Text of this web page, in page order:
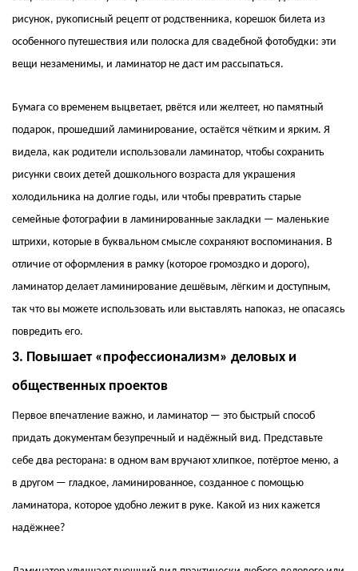
рисунок, рукописный рецепт от родственника, корешок билета из
особенного путешествия или полоска для свадебной фотобудки: эти
вещи незаменимы, и ламинатор не даст им рассыпаться.
Бумага со временем выцветает, рвётся или желтеет, но памятный
подарок, прошедший ламинирование, остаётся чётким и ярким. Я
видела, как родители использовали ламинатор, чтобы сохранить
рисунки своих детей дошкольного возраста для украшения
холодильника на долгие годы, или чтобы превратить старые
семейные фотографии в ламинированные закладки — маленькие
штрихи, которые в буквальном смысле сохраняют воспоминания. В
отличие от оформления в рамку (которое громоздко и дорого),
ламинатор делает ламинирование дешёвым, лёгким и доступным,
так что вы можете использовать или выставлять напоказ, не опасаясь
повредить его.
3. Повышает «профессионализм» деловых и
общественных проектов
Первое впечатление важно, и ламинатор — это быстрый способ
придать документам безупречный и надёжный вид. Представьте
себе два ресторана: в одном вам вручают хлипкое, потёртое меню, а
в другом — гладкое, ламинированное, созданное с помощью
ламинатора, которое удобно лежит в руке. Какой из них кажется
надёжнее?